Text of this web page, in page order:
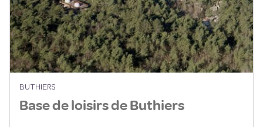
BUTHIERS
Base de loisirs de Buthiers